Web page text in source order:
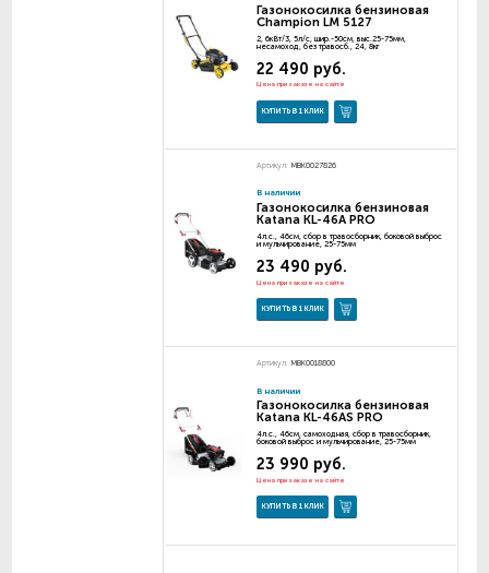
Газонокосилка бензиновая
Champion LM 5127
2, 6кВт/3, 5л/с, шир.-50см, выс.25-75мм,
несамоход, без травосб., 24, 8кг
22 490 руб.
Цена при заказе на сайте
КУПИТЬ В 1 КЛИК
Артикул: MBK0027826
В наличии
Газонокосилка бензиновая
Katana KL-46A PRO
4л.с., 46см, сбор в травосборник, боковой выброс
и мульчирование, 25-75мм
23 490 руб.
Цена при заказе на сайте
КУПИТЬ В 1 КЛИК
Артикул: MBK0018800
В наличии
Газонокосилка бензиновая
Katana KL-46AS PRO
4л.с., 46см, самоходная, сбор в травосборник,
боковой выброс и мульчирование, 25-75мм
23 990 руб.
Цена при заказе на сайте
КУПИТЬ В 1 КЛИК